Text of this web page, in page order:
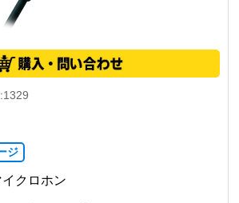
ジ
クロホン